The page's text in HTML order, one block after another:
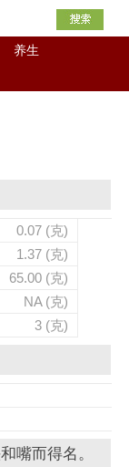
养生
0.07 (克)
1.37 (克)
65.00 (克)
NA (克)
3 (克)
嘴而得名。